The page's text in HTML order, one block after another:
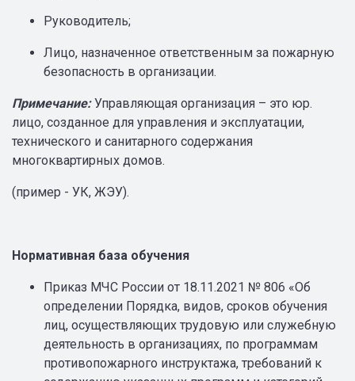
Руководитель;
Лицо, назначенное ответственным за пожарную
безопасность в организации.
Примечание:Управляющая организация – это юр.
лицо, созданное для управления и эксплуатации,
технического и санитарного содержания
многоквартирных домов.
(пример - УК, ЖЭУ).
Нормативная база обучения
Приказ МЧС России от 18.11.2021 № 806 «Об
определении Порядка, видов, сроков обучения
лиц, осуществляющих трудовую или служебную
деятельность в организациях, по программам
противопожарного инструктажа, требований к